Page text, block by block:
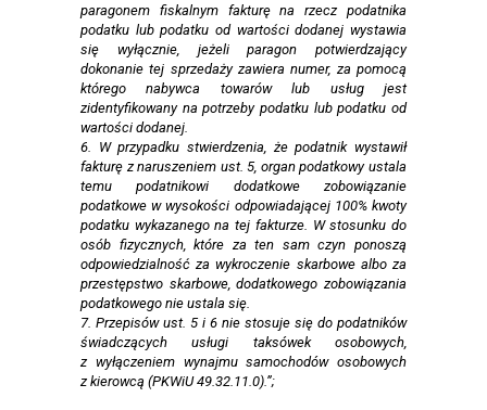
paragonem fiskalnym fakturę na rzecz podatnika
podatku lub podatku od wartości dodanej wystawia
się wyłącznie, jeżeli paragon potwierdzający
dokonanie tej sprzedaży zawiera numer, za pomocą
którego nabywca towarów lub usług jest
zidentyfikowany na potrzeby podatku lub podatku od
wartości dodanej.
6. W przypadku stwierdzenia, że podatnik wystawił
fakturę z naruszeniem ust. 5, organ podatkowy ustala
temu podatnikowi dodatkowe zobowiązanie
podatkowe w wysokości odpowiadającej 100% kwoty
podatku wykazanego na tej fakturze. W stosunku do
osób fizycznych, które za ten sam czyn ponoszą
odpowiedzialność za wykroczenie skarbowe albo za
przestępstwo skarbowe, dodatkowego zobowiązania
podatkowego nie ustala się.
7. Przepisów ust. 5 i 6 nie stosuje się do podatników
świadczących usługi taksówek osobowych,
z wyłączeniem wynajmu samochodów osobowych
z kierowcą (PKWiU 49.32.11.0).”;